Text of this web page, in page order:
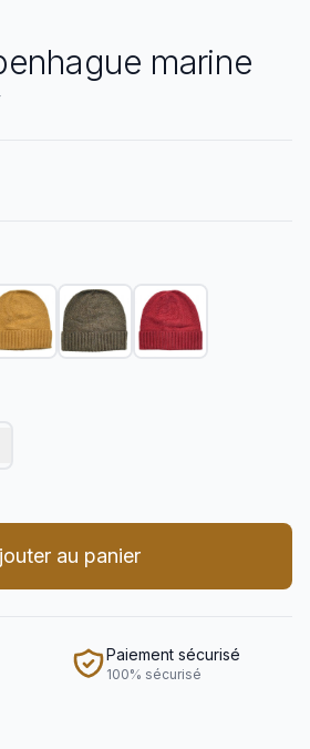
marine
la quantité
au panier
Paiement sécurisé
100% sécurisé